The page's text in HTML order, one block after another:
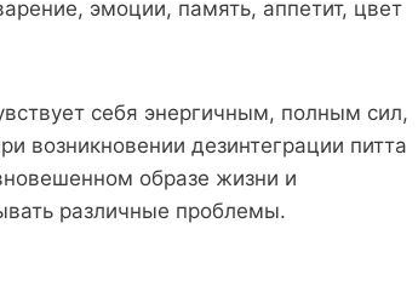
эмоции, память, аппетит, цвет
себя энергичным, полным сил,
возникновении дезинтеграции питта
образе жизни и
различные проблемы.